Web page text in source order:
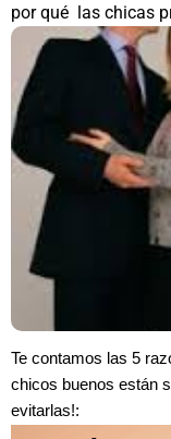
por qué las chicas
Te contamos las 5
chicos buenos están
evitarlas!: